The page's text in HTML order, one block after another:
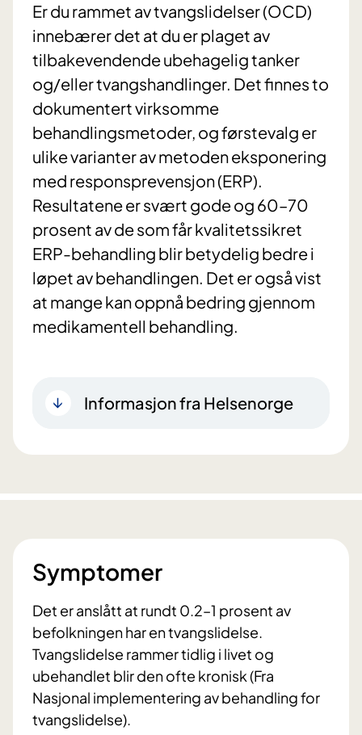
Er du rammet av tvangslidelser (OCD)
innebærer det at du er plaget av
tilbakevendende ubehagelig tanker
og/eller tvangshandlinger. Det finnes to
dokumentert virksomme
behandlingsmetoder, og førstevalg er
ulike varianter av metoden eksponering
med responsprevensjon (ERP).
Resultatene er svært gode og 60–70
prosent av de som får kvalitetssikret
ERP-behandling blir betydelig bedre i
løpet av behandlingen. Det er også vist
at mange kan oppnå bedring gjennom
medikamentell behandling.
Informasjon fra Helsenorge
Symptomer
Det er anslått at rundt 0.2–1 prosent av
befolkningen har en tvangslidelse.
Tvangslidelse rammer tidlig i livet og
ubehandlet blir den ofte kronisk (Fra
Nasjonal implementering av behandling for
tvangslidelse).